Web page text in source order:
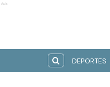
Ads
DEPORTES